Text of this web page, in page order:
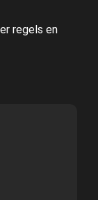
regels en